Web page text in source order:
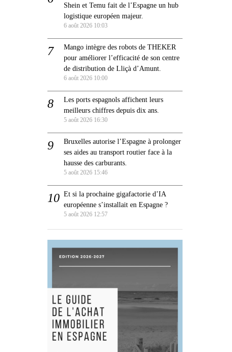
Shein et Temu fait de l’Espagne un hub
logistique européen majeur.
6 août 2026 10:03
Mango intègre des robots de THEKER
pour améliorer l’efficacité de son centre
de distribution de Lliçà d’Amunt.
6 août 2026 10:00
Les ports espagnols affichent leurs
meilleurs chiffres depuis dix ans.
5 août 2026 16:30
Bruxelles autorise l’Espagne à prolonger
ses aides au transport routier face à la
hausse des carburants.
5 août 2026 15:46
Et si la prochaine gigafactorie d’IA
européenne s’installait en Espagne ?
5 août 2026 12:57